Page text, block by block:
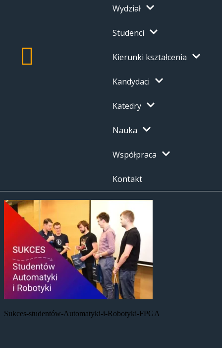
Wydział
Studenci
Kierunki kształcenia
Kandydaci
Katedry
Nauka
Współpraca
Kontakt
Sukces-studentów-Automatyki-i-Robotyki-FPGA